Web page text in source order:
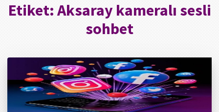
Etiket: Aksaray kameralı sesli
sohbet